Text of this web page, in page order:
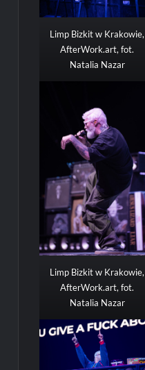
Limp Bizkit w Krakowie,
AfterWork.art, fot.
Natalia Nazar
Limp Bizkit w Krakowie,
AfterWork.art, fot.
Natalia Nazar